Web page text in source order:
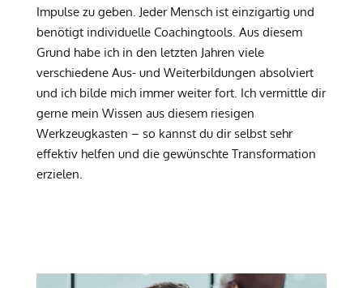
Impulse zu geben. Jeder Mensch ist einzigartig und
benötigt individuelle Coachingtools. Aus diesem
Grund habe ich in den letzten Jahren viele
verschiedene Aus- und Weiterbildungen absolviert
und ich bilde mich immer weiter fort. Ich vermittle dir
gerne mein Wissen aus diesem riesigen
Werkzeugkasten – so kannst du dir selbst sehr
effektiv helfen und die gewünschte Transformation
erzielen.